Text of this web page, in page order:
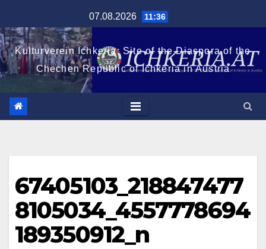
Inhalt
springen
07.08.2026 11:36
Kulturverein Ichkeria: Site of the Diaspora of the
Chechen Republic of Ichkeria in Austria
67405103_218847477
8105034_4557778694
189350912_n